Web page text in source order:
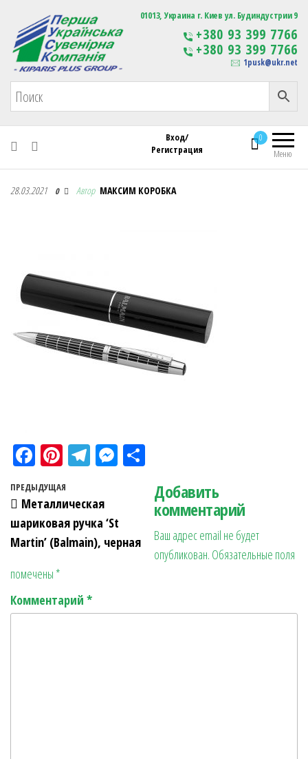
Первая Украинская Сувенирная Компания Изготовление
сувенирной продукции
с логотипом
01013, Украина г. Киев ул. Будиндустрии 9
+380 93 399 7766
+380 93 399 7766
1pusk@ukr.net
Меню
0
Вход/
Регистрация
Первая Украинская Сувенирная Компания
28.03.2021 0 Автор МАКСИМ КОРОБКА
Fa
ce
bo
ok
Pi
nt
er
es
t
Te
gr
a
m
M
n
ge
ра
в
ит
ь
Навигация по записям
Предыдущая запись
ПРЕДЫДУЩАЯ
Металлическая
шариковая ручка ‘St
Martin’ (Balmain), черная
Добавить
комментарий
Ваш адрес email не будет
опубликован. Обязательные поля
помечены *
Комментарий *